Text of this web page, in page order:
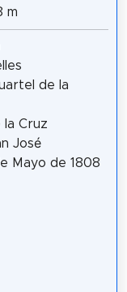
m
de la
la Cruz
José
Mayo de 1808